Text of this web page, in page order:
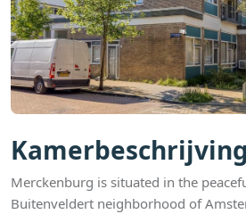
Kamerbeschrijving
Merckenburg is situated in the
Buitenveldert neighborhood of